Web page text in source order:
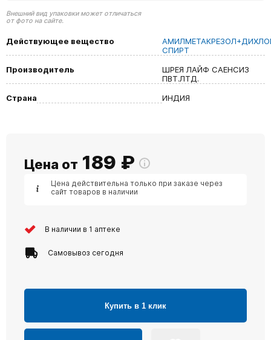
Внешний вид упаковки может отличаться
от фото на сайте.
Действующее вещество
СПИРТ
Производитель
ШРЕЯ ЛАЙФ САЕНСИЗ
ПВТ.ЛТД.
Страна
ИНДИЯ
Цена от 189 ₽
Цена действительна только при заказе через
сайт товаров в наличии
В наличии в 1 аптеке
Самовывоз сегодня
Купить в 1 клик